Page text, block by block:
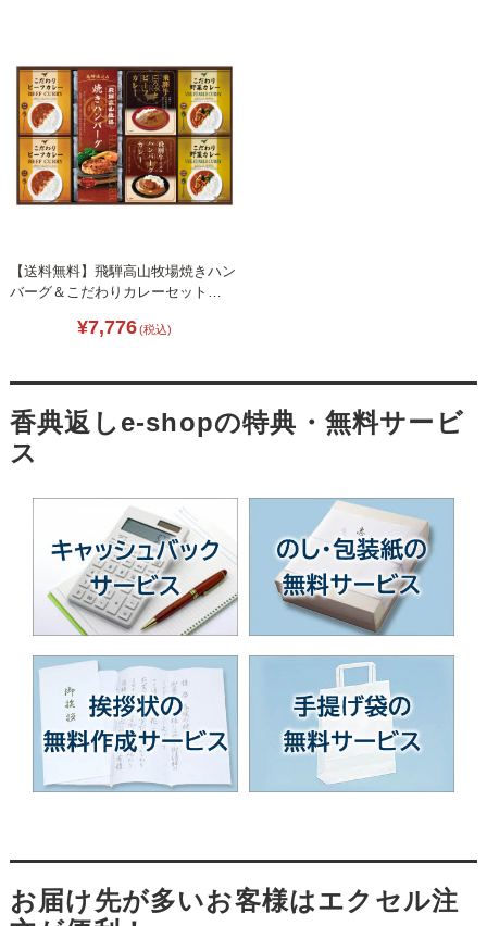
【送料無料】飛騨高山牧場焼きハン
バーグ＆こだわりカレーセット
¥7,776(税込)
香典返しe-shopの特典・無料サービ
ス
お届け先が多いお客様はエクセル注